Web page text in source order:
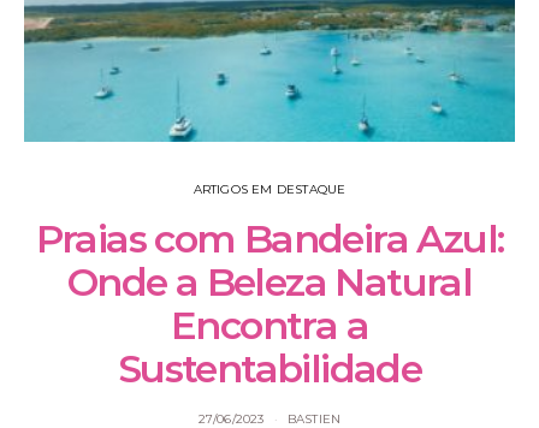
ARTIGOS EM DESTAQUE
Praias com Bandeira Azul:
Onde a Beleza Natural
Encontra a
Sustentabilidade
27/06/2023 BASTIEN